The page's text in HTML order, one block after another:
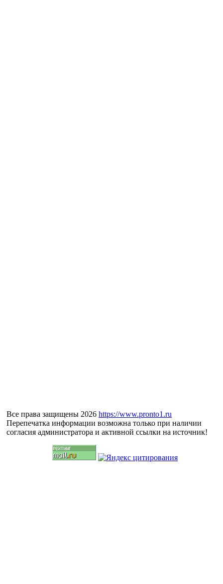
Все права защищены 2026 https://www.pronto1.ru
Перепечатка информации возможна только при наличии
согласия администратора и активной ссылки на источник!